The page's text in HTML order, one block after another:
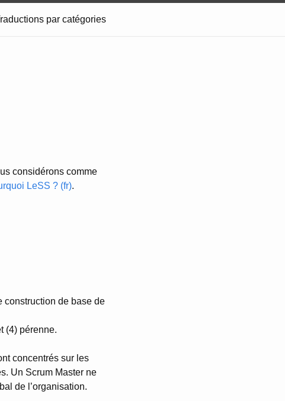
par catégories
considérons comme
LeSS ? (fr).
construction de base de
(4) pérenne.
concentrés sur les
Un Scrum Master ne
de l’organisation.